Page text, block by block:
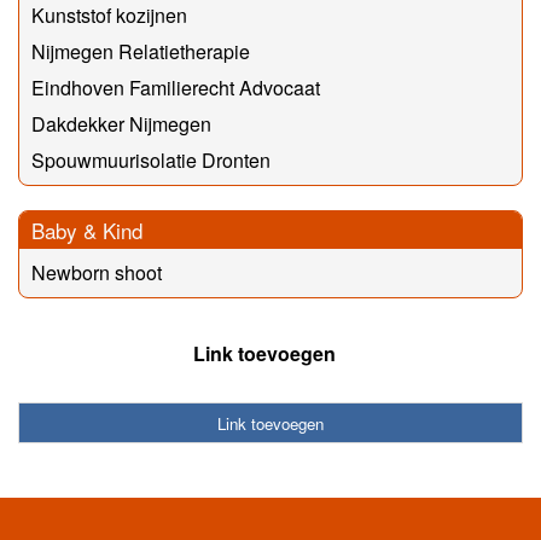
Kunststof kozijnen
Nijmegen Relatietherapie
Eindhoven Familierecht Advocaat
Dakdekker Nijmegen
Spouwmuurisolatie Dronten
Baby & Kind
Newborn shoot
Link toevoegen
Link toevoegen